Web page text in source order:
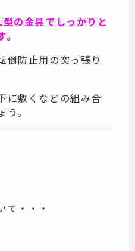
の金具でしっかりと
倒防止用の突っ張り
に敷くなどの組み合
。
・・・